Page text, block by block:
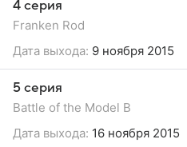
4 серия
Franken Rod
Дата выхода: 9 ноября 2015
5 серия
Battle of the Model B
Дата выхода: 16 ноября 2015